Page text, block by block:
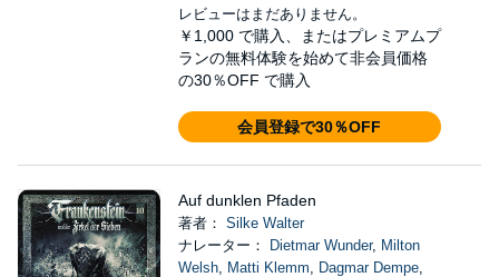
レビューはまだありません。
￥1,000 で購入、またはプレミアムプ
ランの無料体験を始めて非会員価格
の30％OFF で購入
会員登録で30％OFF
Auf dunklen Pfaden
著者： Silke Walter
ナレーター：
Dietmar Wunder, Milton
Welsh, Matti Klemm, Dagmar Dempe,